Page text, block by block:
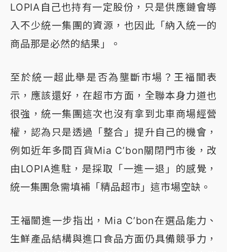
LOPIA自己也持有一定股份，只是供應鏈會導
入不少統一集團的資源，也因此「納入統一的
商品那是必然的結果」。
至於統一超此舉是否為壟斷市場？王福闓表
示，應該還好，在超市方面，全聯本身力道也
很強，統一集團這次也沒有拿到北車商場經營
權，認為只是透過「整合」提升自己的機會，
例如近年多間百貨Mia C’bon關閉門市後，改
由LOPIA進駐，是採取「一進一退」的感覺，
統一集團急需填補「精品超市」這市場空缺。
王福闓進一步指出，Mia C’bon在選品能力、
生鮮產品結構與進口食品方面仍具備競爭力，